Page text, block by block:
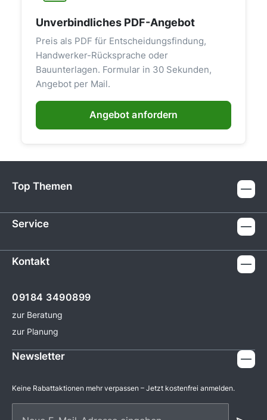
Unverbindliches PDF-Angebot
Preis als PDF für Entscheidungsfindung,
Handwerker-Rücksprache oder
Bauunterlagen. Formular in 30 Sekunden,
Angebot per Mail.
Angebot anfordern
Top Themen
Service
Kontakt
09184 3490899
zur Beratung
zur Planung
Newsletter
Keine Rabattaktionen mehr verpassen – Jetzt kostenfrei anmelden.